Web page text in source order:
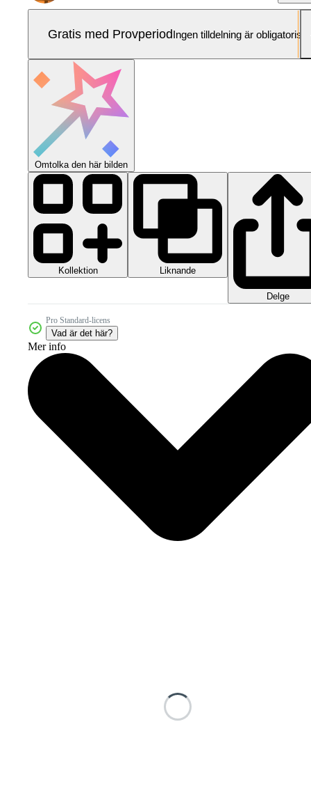
Gratis med ProvperiodIngen tilldelning är obligatorisk
Omtolka den här bilden
Kollektion Liknande
Delge
Pro Standard-licens
Vad är det här?
Mer info